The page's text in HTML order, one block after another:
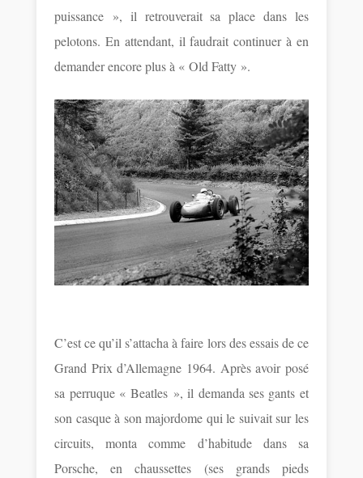
puissance », il retrouverait sa place dans les
pelotons. En attendant, il faudrait continuer à en
demander encore plus à « Old Fatty ».
C’est ce qu’il s’attacha à faire lors des essais de ce
Grand Prix d’Allemagne 1964. Après avoir posé
sa perruque « Beatles », il demanda ses gants et
son casque à son majordome qui le suivait sur les
circuits, monta comme d’habitude dans sa
Porsche, en chaussettes (ses grands pieds